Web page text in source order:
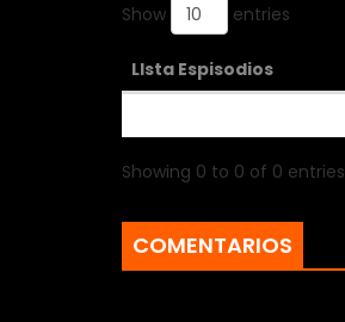
Show entries
LIsta Espisodios
Showing 0 to 0 of 0 entries
COMENTARIOS